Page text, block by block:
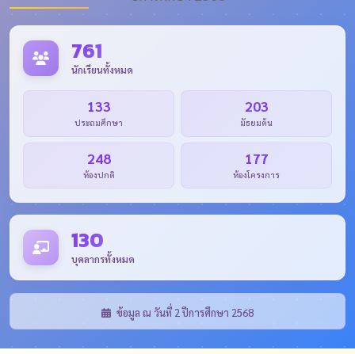
761
นักเรียนทั้งหมด
133
ประถมศึกษา
203
มัธยมต้น
248
ห้องปกติ
177
ห้องโครงการ
130
บุคลากรทั้งหมด
ข้อมูล ณ วันที่ 2 ปีการศึกษา 2568